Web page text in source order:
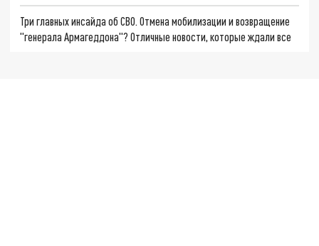
Три главных инсайда об СВО. Отмена мобилизации и возвращение
"генерала Армагеддона"? Отличные новости, которые ждали все